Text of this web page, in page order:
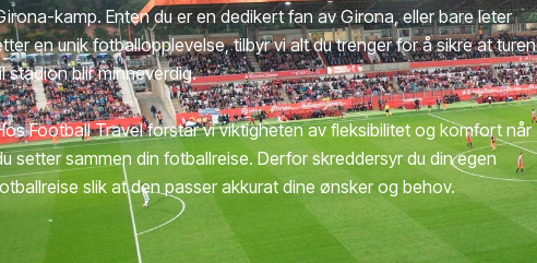
kamp. Enten du er en dedikert fan av Girona, eller bare leter
en unik fotballopplevelse, tilbyr vi alt du trenger for å sikre at turen
stadion blir minneverdig.
Football Travel forstår vi viktigheten av fleksibilitet og komfort når
setter sammen din fotballreise. Derfor skreddersyr du din egen
slik at den passer akkurat dine ønsker og behov.